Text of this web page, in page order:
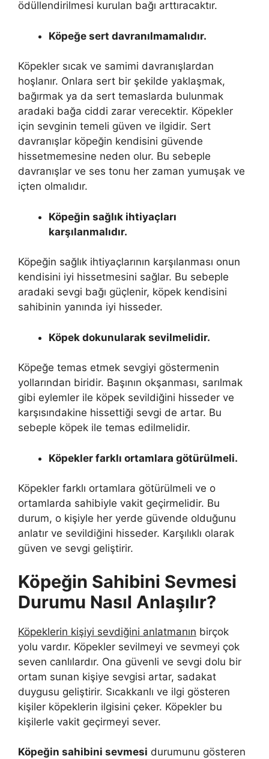
ödüllendirilmesi kurulan bağı arttıracaktır.
Köpeğe sert davranılmamalıdır.
Köpekler sıcak ve samimi davranışlardan
hoşlanır. Onlara sert bir şekilde yaklaşmak,
bağırmak ya da sert temaslarda bulunmak
aradaki bağa ciddi zarar verecektir. Köpekler
için sevginin temeli güven ve ilgidir. Sert
davranışlar köpeğin kendisini güvende
hissetmemesine neden olur. Bu sebeple
davranışlar ve ses tonu her zaman yumuşak ve
içten olmalıdır.
Köpeğin sağlık ihtiyaçları
karşılanmalıdır.
Köpeğin sağlık ihtiyaçlarının karşılanması onun
kendisini iyi hissetmesini sağlar. Bu sebeple
aradaki sevgi bağı güçlenir, köpek kendisini
sahibinin yanında iyi hisseder.
Köpek dokunularak sevilmelidir.
Köpeğe temas etmek sevgiyi göstermenin
yollarından biridir. Başının okşanması, sarılmak
gibi eylemler ile köpek sevildiğini hisseder ve
karşısındakine hissettiği sevgi de artar. Bu
sebeple köpek ile temas edilmelidir.
Köpekler farklı ortamlara götürülmeli.
Köpekler farklı ortamlara götürülmeli ve o
ortamlarda sahibiyle vakit geçirmelidir. Bu
durum, o kişiyle her yerde güvende olduğunu
anlatır ve sevildiğini hisseder. Karşılıklı olarak
güven ve sevgi geliştirir.
Köpeğin Sahibini Sevmesi
Durumu Nasıl Anlaşılır?
Köpeklerin kişiyi sevdiğini anlatmanın birçok
yolu vardır. Köpekler sevilmeyi ve sevmeyi çok
seven canlılardır. Ona güvenli ve sevgi dolu bir
ortam sunan kişiye sevgisi artar, sadakat
duygusu geliştirir. Sıcakkanlı ve ilgi gösteren
kişiler köpeklerin ilgisini çeker. Köpekler bu
kişilerle vakit geçirmeyi sever.
Köpeğin sahibini sevmesi durumunu gösteren